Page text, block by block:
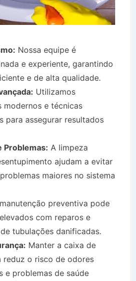
Nossa equipe é
e experiente, garantindo
e de alta qualidade.
Utilizamos
modernos e técnicas
para assegurar resultados
Problemas: A limpeza
ajudam a evitar
maiores no sistema
preventiva pode
com reparos e
tubulações danificadas.
Manter a caixa de
reduz o risco de odores
e problemas de saúde